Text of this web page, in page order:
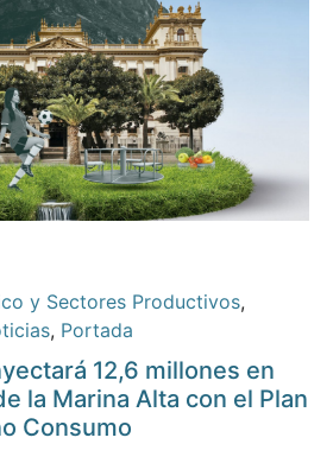
y Sectores Productivos,
, Portada
12,6 millones en
la Marina Alta con el Plan
Consumo